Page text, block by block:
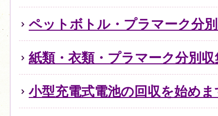
ペットボトル・プラマーク分
紙類・衣類・プラマーク分別収
小型充電式電池の回収を始めま